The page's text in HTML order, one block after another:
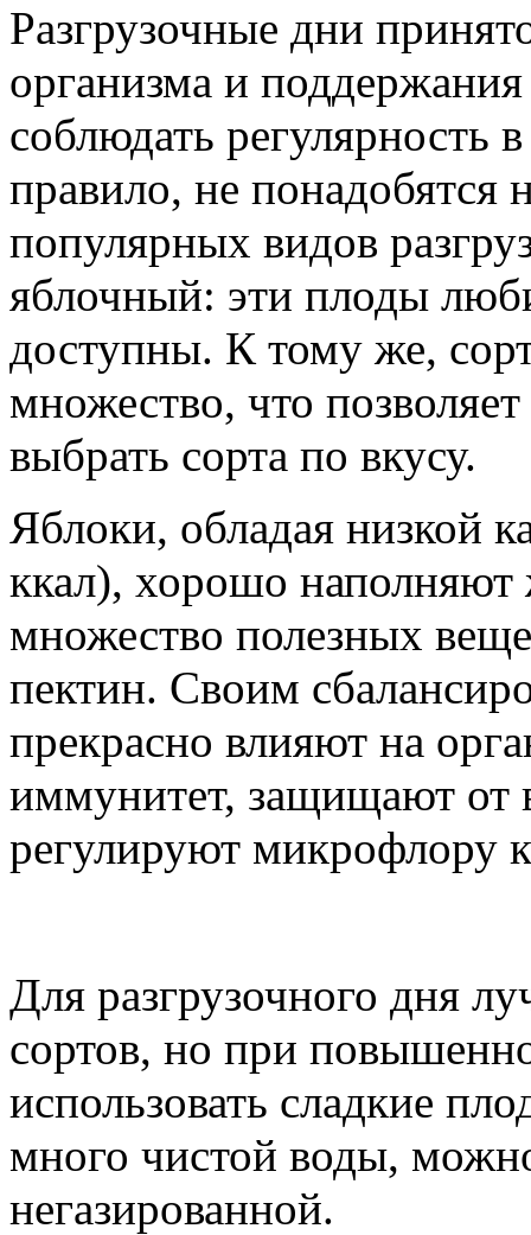
Разгрузочные дни
организма и
соблюдать регулярность
правило, не
популярных видов
яблочный: эти плоды
доступны. К тому же,
множество, что
выбрать сорта по вкусу.
Яблоки, обладая низкой
ккал), хорошо наполняют
множество полезных
пектин. Своим
прекрасно влияют на
иммунитет, защищают от
регулируют микрофлору
Для разгрузочного дня
сортов, но при
использовать сладкие
много чистой воды,
негазированной.